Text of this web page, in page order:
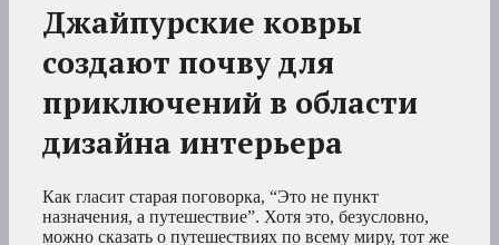
Джайпурские ковры
создают почву для
приключений в области
дизайна интерьера
Как гласит старая поговорка, “Это не пункт
назначения, а путешествие”. Хотя это, безусловно,
можно сказать о путешествиях по всему миру, тот же